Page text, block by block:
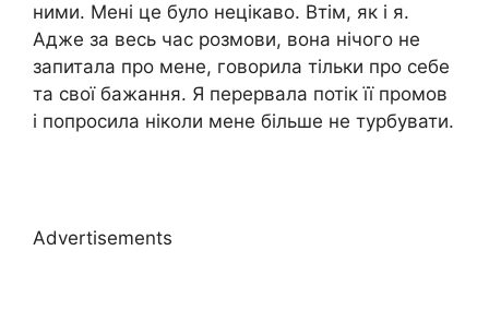
ними. Мені це було нецікаво. Втім, як і я.
Адже за весь час розмови, вона нічого не
запитала про мене, говорила тільки про себе
та свої бажання. Я перервала потік її промов
і попросила ніколи мене більше не турбувати.
Advertisements